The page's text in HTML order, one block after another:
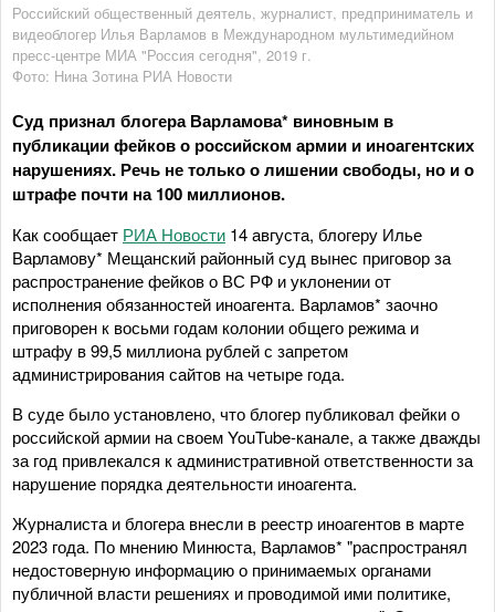
Российский общественный деятель, журналист, предприниматель и
видеоблогер Илья Варламов в Международном мультимедийном
пресс-центре МИА "Россия сегодня", 2019 г.
Фото: Нина Зотина РИА Новости
Суд признал блогера Варламова* виновным в
публикации фейков о российском армии и иноагентских
нарушениях. Речь не только о лишении свободы, но и о
штрафе почти на 100 миллионов.
Как сообщает РИА Новости 14 августа, блогеру Илье
Варламову* Мещанский районный суд вынес приговор за
распространение фейков о ВС РФ и уклонении от
исполнения обязанностей иноагента. Варламов* заочно
приговорен к восьми годам колонии общего режима и
штрафу в 99,5 миллиона рублей с запретом
администрирования сайтов на четыре года.
В суде было установлено, что блогер публиковал фейки о
российской армии на своем YouTube-канале, а также дважды
за год привлекался к административной ответственности за
нарушение порядка деятельности иноагента.
Журналиста и блогера внесли в реестр иноагентов в марте
2023 года. По мнению Минюста, Варламов* "распространял
недостоверную информацию о принимаемых органами
публичной власти решениях и проводимой ими политике,